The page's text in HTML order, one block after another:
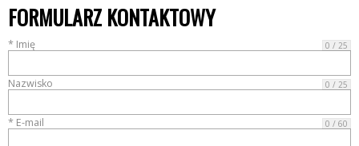
FORMULARZ KONTAKTOWY
* Imię 0 / 25
Nazwisko 0 / 25
* E-mail 0 / 60